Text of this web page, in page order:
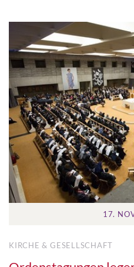
17.
KIRCHE & GESELLSCHAFT